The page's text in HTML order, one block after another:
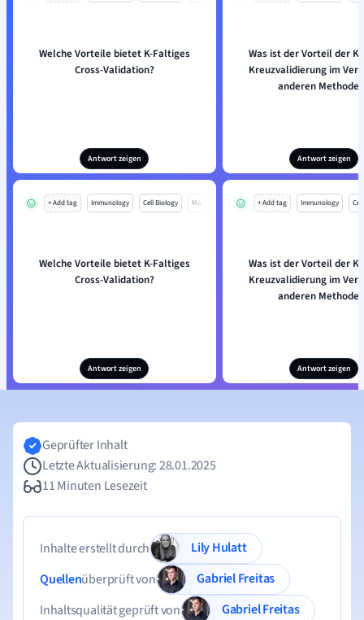
Welche Vorteile bietet K-Faltiges
Cross-Validation?
Antwort zeigen
Was ist der Vorteil der
Kreuzvalidierung im
anderen
Antwort zeigen
+ Add tag Immunology Cell Biology Mo
Welche Vorteile bietet K-Faltiges
Cross-Validation?
Antwort zeigen
+ Add tag Immunology
Was ist der Vorteil der
Kreuzvalidierung im
anderen
Antwort zeigen
Geprüfter Inhalt
Letzte Aktualisierung: 28.01.2025
11 Minuten Lesezeit
Inhalte erstellt durch
Lily Hulatt
Quellenüberprüft von
Gabriel Freitas
Inhaltsqualität geprüft von
Gabriel Freitas